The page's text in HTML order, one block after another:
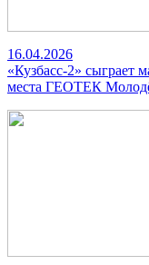
16.04.2026
«Кузбасс-2» сыграет
места ГЕОТЕК